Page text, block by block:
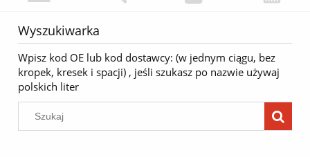
Wyszukiwarka
Wpisz kod OE lub kod dostawcy: (w jednym ciągu, bez
kropek, kresek i spacji) , jeśli szukasz po nazwie używaj
polskich liter